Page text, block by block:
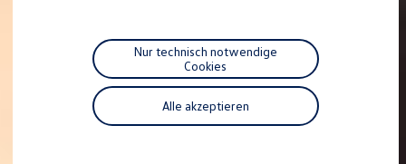
Pannen- und Unfallhilfe
Economy Service
Volkswagen Teile
Zubehör
Modellspezifisches Zubehör
Schutz und Pflege
Alle akzeptieren
Nur technisch notwendige
Cookies